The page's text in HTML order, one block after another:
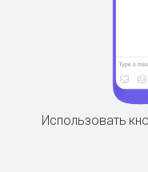
Использовать